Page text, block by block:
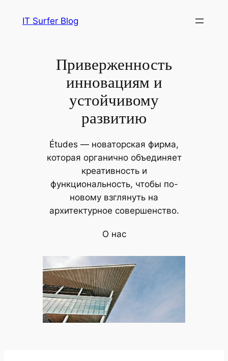
IT Surfer Blog
Приверженность
инновациям и
устойчивому
развитию
Études — новаторская фирма,
которая органично объединяет
креативность и
функциональность, чтобы по-
новому взглянуть на
архитектурное совершенство.
О нас